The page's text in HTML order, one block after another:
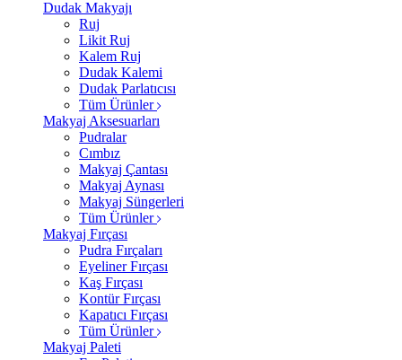
Dudak Makyajı
Ruj
Likit Ruj
Kalem Ruj
Dudak Kalemi
Dudak Parlatıcısı
Tüm Ürünler
Makyaj Aksesuarları
Pudralar
Cımbız
Makyaj Çantası
Makyaj Aynası
Makyaj Süngerleri
Tüm Ürünler
Makyaj Fırçası
Pudra Fırçaları
Eyeliner Fırçası
Kaş Fırçası
Kontür Fırçası
Kapatıcı Fırçası
Tüm Ürünler
Makyaj Paleti